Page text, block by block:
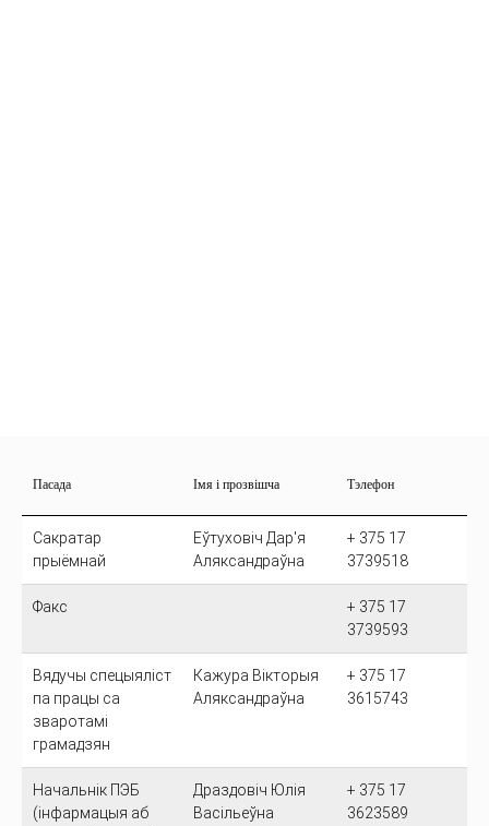
Пасада Імя і прозвішча Тэлефон
Сакратар
прыёмнай
Еўтуховіч Дар'я
Аляксандраўна
+ 375 17
3739518
Факс
+ 375 17
3739593
Вядучы спецыяліст
па працы са
зваротамі
грамадзян
Кажура Вікторыя
Аляксандраўна
+ 375 17
3615743
Начальнік ПЭБ
(інфармацыя аб
Драздовіч Юлія
Васільеўна
+ 375 17
3623589